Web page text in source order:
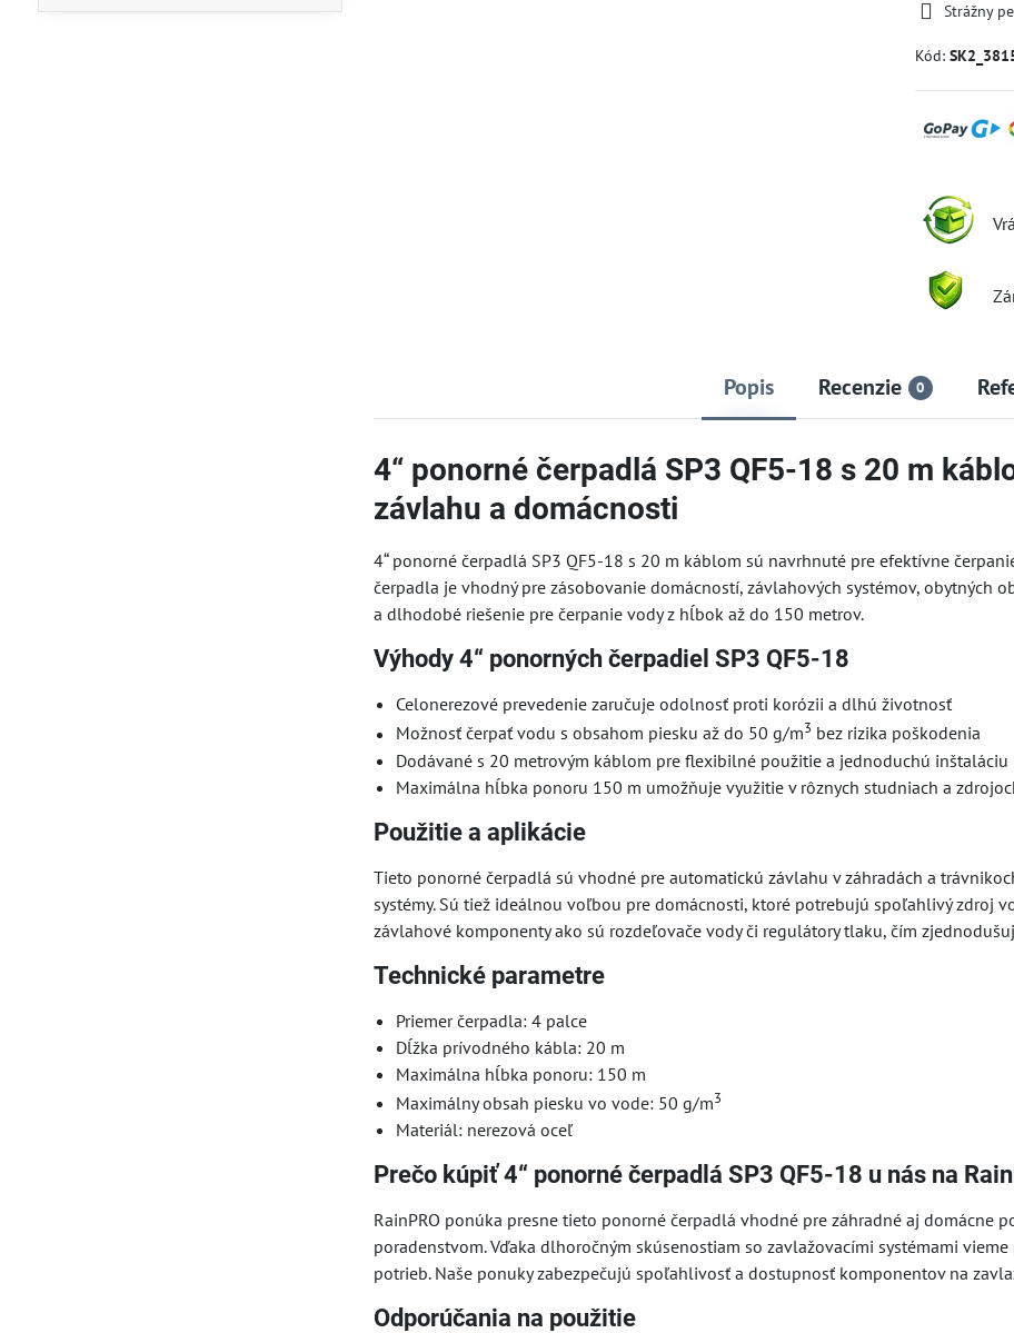
Strážny
Kód:
Popis Recenzie 0
4“ ponorné čerpadlá SP3 QF5-18 s 20 m
závlahu a domácnosti
4“ ponorné čerpadlá SP3 QF5-18 s 20 m káblom sú navrhnuté pre efektívne
čerpadla je vhodný pre zásobovanie domácností, závlahových systémov, obytných
a dlhodobé riešenie pre čerpanie vody z hĺbok až do 150 metrov.
Výhody 4“ ponorných čerpadiel SP3 QF5-18
Celonerezové prevedenie zaručuje odolnosť proti korózii a dlhú životnosť
Možnosť čerpať vodu s obsahom piesku až do 50 g/m3 bez rizika poškodenia
Dodávané s 20 metrovým káblom pre flexibilné použitie a jednoduchú inštaláciu
Maximálna hĺbka ponoru 150 m umožňuje využitie v rôznych studniach a
Použitie a aplikácie
Tieto ponorné čerpadlá sú vhodné pre automatickú závlahu v záhradách a
systémy. Sú tiež ideálnou voľbou pre domácnosti, ktoré potrebujú spoľahlivý zdroj
závlahové komponenty ako sú rozdeľovače vody či regulátory tlaku, čím
Technické parametre
Priemer čerpadla: 4 palce
Dĺžka prívodného kábla: 20 m
Maximálna hĺbka ponoru: 150 m
Maximálny obsah piesku vo vode: 50 g/m3
Materiál: nerezová oceľ
Prečo kúpiť 4“ ponorné čerpadlá SP3 QF5-18 u nás na
RainPRO ponúka presne tieto ponorné čerpadlá vhodné pre záhradné aj domácne
poradenstvom. Vďaka dlhoročným skúsenostiam so zavlažovacími systémami
potrieb. Naše ponuky zabezpečujú spoľahlivosť a dostupnosť komponentov na
Odporúčania na použitie